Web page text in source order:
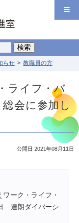
らせ 教職員の方
ライフ・バ
会に参加し
公開日 2021年08月11日
ーク・ライフ・
達朗ダイバーシ